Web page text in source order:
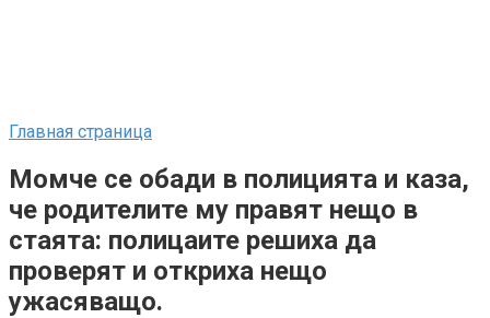
Главная страница
Момче се обади в полицията и каза,
че родителите му правят нещо в
стаята: полицаите решиха да
проверят и откриха нещо
ужасяващо.